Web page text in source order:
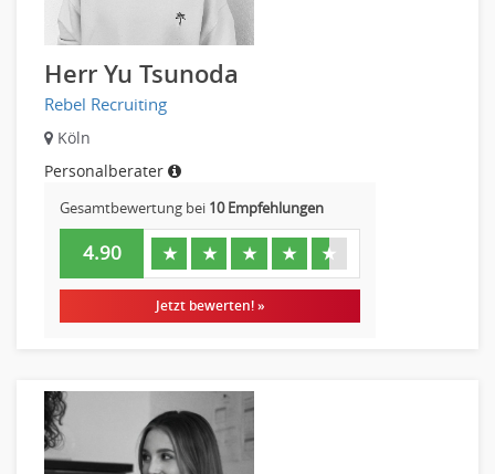
Herr Yu Tsunoda
Rebel Recruiting
Köln
Personalberater
Gesamtbewertung bei 10 Empfehlungen
4.90 ★ ★ ★ ★ ★
Jetzt bewerten! »